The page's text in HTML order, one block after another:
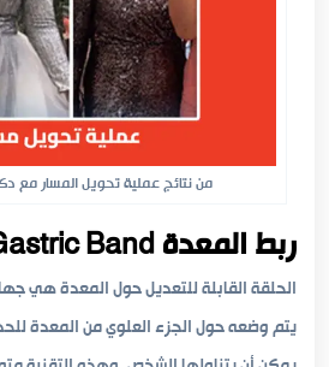
من نتائج عملية تحويل المسار مع
ربط المعدة Adjustable Gastric Band
الحلقة القابلة للتعديل حول المعدة هي
يتم وضعه حول الجزء العلوي من المعدة